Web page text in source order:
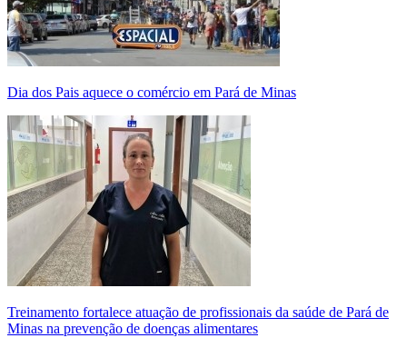
Dia dos Pais aquece o comércio em Pará de Minas
Treinamento fortalece atuação de profissionais da saúde de Pará de
Minas na prevenção de doenças alimentares